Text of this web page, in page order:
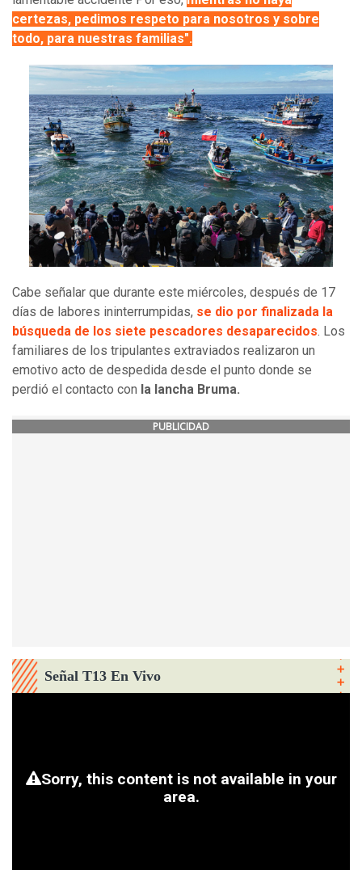
certezas, pedimos respeto para nosotros y sobre
todo, para nuestras familias".
Cabe señalar que durante este miércoles, después de 17
días de labores ininterrumpidas, se dio por finalizada la
búsqueda de los siete pescadores desaparecidos. Los
familiares de los tripulantes extraviados realizaron un
emotivo acto de despedida desde el punto donde se
perdió el contacto con la lancha Bruma.
PUBLICIDAD
Señal T13 En Vivo